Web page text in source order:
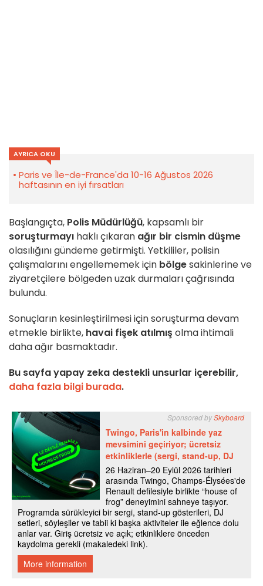
AYRICA OKU
Paris ve Île-de-France'da 10-16 Ağustos 2026
haftasının en iyi fırsatları
Başlangıçta, Polis Müdürlüğü, kapsamlı bir
soruşturmayı haklı çıkaran ağır bir cismin düşme
olasılığını gündeme getirmişti. Yetkililer, polisin
çalışmalarını engellememek için bölgesakinlerine ve
ziyaretçilere bölgeden uzak durmaları çağrısında
bulundu.
Sonuçların kesinleştirilmesi için soruşturma devam
etmekle birlikte, havai fişek atılmış olma ihtimali
daha ağır basmaktadır.
Bu sayfa yapay zeka destekli unsurlar içerebilir,
daha fazla bilgi burada.